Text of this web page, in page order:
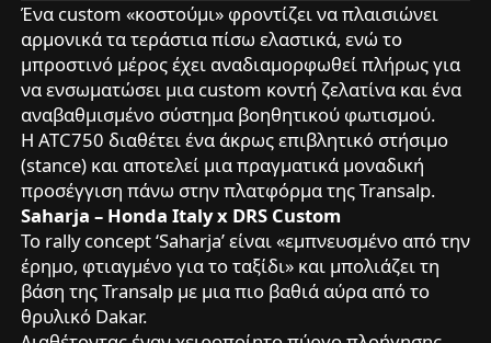
Ένα custom «κοστούμι» φροντίζει να πλαισιώνει
αρμονικά τα τεράστια πίσω ελαστικά, ενώ το
μπροστινό μέρος έχει αναδιαμορφωθεί πλήρως για
να ενσωματώσει μια custom κοντή ζελατίνα και ένα
αναβαθμισμένο σύστημα βοηθητικού φωτισμού.
Η ATC750 διαθέτει ένα άκρως επιβλητικό στήσιμο
(stance) και αποτελεί μια πραγματικά μοναδική
προσέγγιση πάνω στην πλατφόρμα της Transalp.
Saharja – Honda Italy x DRS Custom
Το rally concept ‘Saharja’ είναι «εμπνευσμένο από την
έρημο, φτιαγμένο για το ταξίδι» και μπολιάζει τη
βάση της Transalp με μια πιο βαθιά αύρα από το
θρυλικό Dakar.